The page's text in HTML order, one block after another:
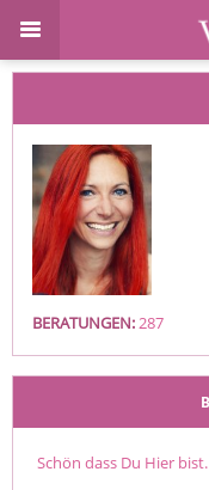
BERATUNGEN: 287
Schön dass Du Hier bist.